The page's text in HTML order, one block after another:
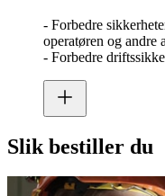
- Forbedre
operatøren og andre
- Forbedre
Slik bestiller du